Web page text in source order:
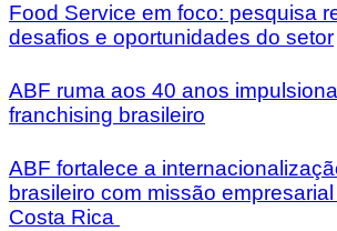
Food Service em foco: pesquisa
desafios e oportunidades do setor
ABF ruma aos 40 anos
franchising brasileiro
ABF fortalece a
brasileiro com missão
Costa Rica